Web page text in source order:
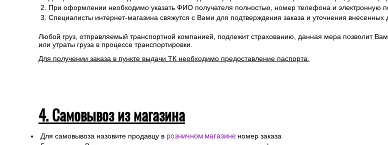
При оформлении необходимо указать ФИО получателя полностью, номер телефона и электронную
Специалисты интернет-магазина свяжутся с Вами для подтверждения заказа и уточнения внесенных
Любой груз, отправляемый транспортной компанией, подлежит страхованию, данная мера позволит
или утраты груза в процессе транспортировки.
Для получении заказа в пункте выдачи ТК необходимо предоставление паспорта.
4. Самовывоз из магазина
Для самовывоза назовите продавцу в розничном магазине номер заказа